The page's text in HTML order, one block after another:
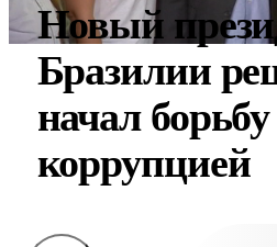
Новый
Бразилии
начал борьбу
коррупцией